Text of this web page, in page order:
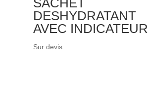
SACHET
DESHYDRATANT
AVEC INDICATEUR
Sur devis